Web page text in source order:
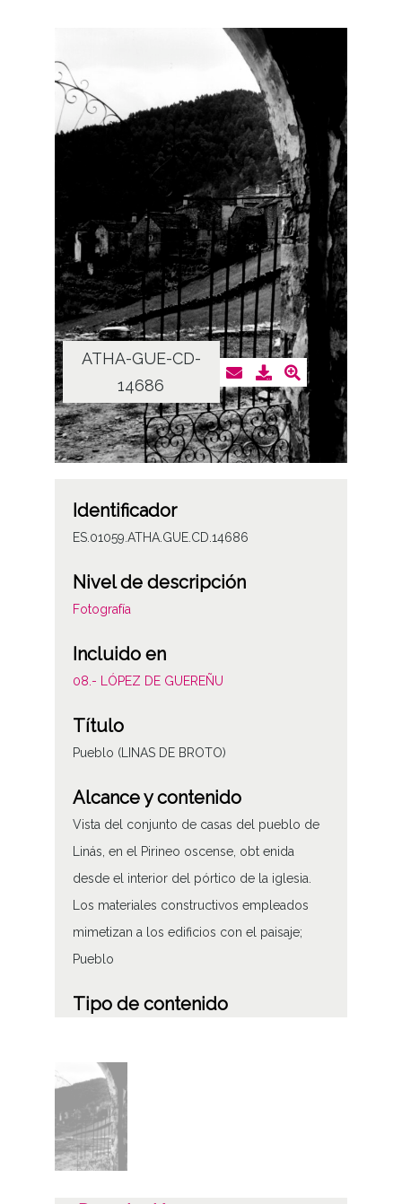
ATHA-GUE-CD-
14686
Identificador
ES.01059.ATHA.GUE.CD.14686
Nivel de descripción
Fotografía
Incluido en
08.- LÓPEZ DE GUEREÑU
Título
Pueblo (LINAS DE BROTO)
Alcance y contenido
Vista del conjunto de casas del pueblo de
Linás, en el Pirineo oscense, obt enida
desde el interior del pórtico de la iglesia.
Los materiales constructivos empleados
mimetizan a los edificios con el paisaje;
Pueblo
Tipo de contenido
Características del soporte
Tipo de imagen: Positivos Imagen Final:
Plata;
C;